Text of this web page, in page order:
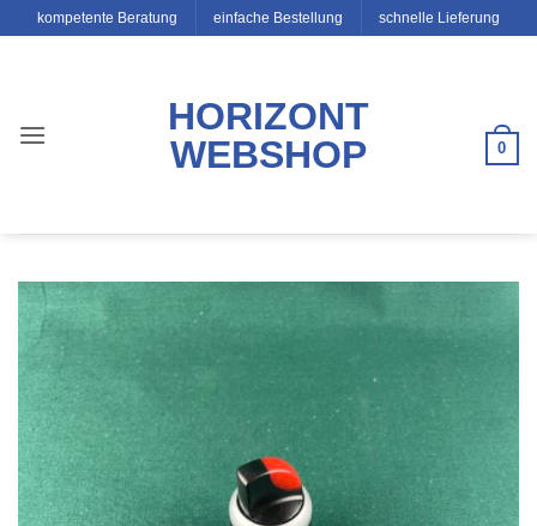
kompetente Beratung einfache Bestellung schnelle Lieferung
HORIZONT
WEBSHOP
0